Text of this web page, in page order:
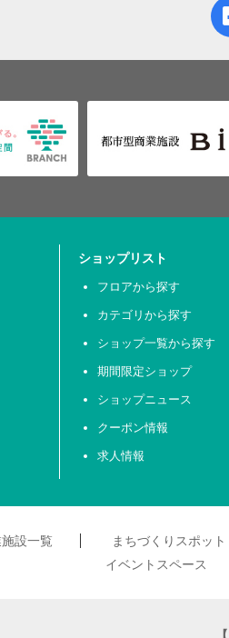
ショップリスト
フロアから探す
カテゴリから探す
ショップ一覧から探す
期間限定ショップ
ショップニュース
クーポン情報
求人情報
設一覧 まちづくりスポット
イベントスペース